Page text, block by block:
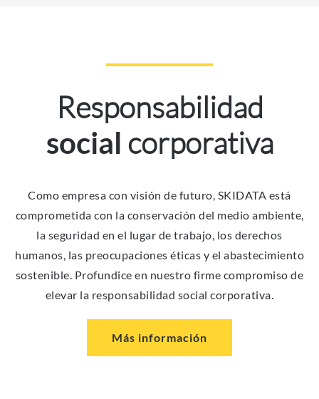
Responsabilidad
social corporativa
Como empresa con visión de futuro, SKIDATA está
comprometida con la conservación del medio ambiente,
la seguridad en el lugar de trabajo, los derechos
humanos, las preocupaciones éticas y el abastecimiento
sostenible. Profundice en nuestro firme compromiso de
elevar la responsabilidad social corporativa.
Más información